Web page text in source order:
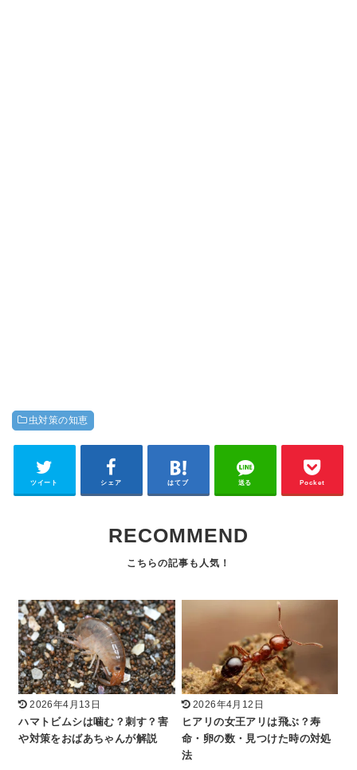
虫対策の知恵
ツイート シェア はてブ 送る Pocket
RECOMMEND
2026年4月13日
ハマトビムシは噛む？刺す？害
や対策をおばあちゃんが解説
2026年4月12日
ヒアリの女王アリは飛ぶ？寿
命・卵の数・見つけた時の対処
法